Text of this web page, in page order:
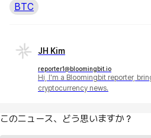
BTC
JH Kim
reporter1@bloomingbit.io
Hi, I'm a Bloomingbit reporter,
cryptocurrency news.
このニュース、どう思いますか？